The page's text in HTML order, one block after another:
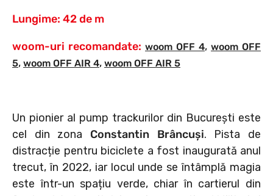
Lungime: 42 de m
woom-uri recomandate: woom OFF 4, woom OFF
5, woom OFF AIR 4, woom OFF AIR 5
Un pionier al pump trackurilor din București este
cel din zona Constantin Brâncuși. Pista de
distracție pentru biciclete a fost inaugurată anul
trecut, în 2022, iar locul unde se întâmplă magia
este într-un spațiu verde, chiar în cartierul din